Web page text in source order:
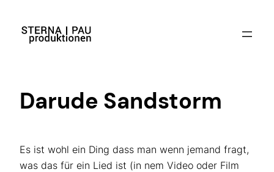
Inhalt
springen
Darude Sandstorm
Es ist wohl ein Ding dass man wenn jemand fragt,
was das für ein Lied ist (in nem Video oder Film